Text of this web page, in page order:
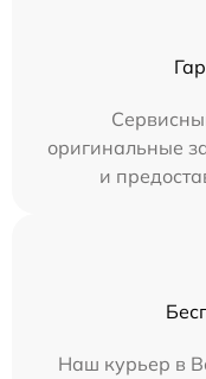
оригинальные
и
Наш курьер в